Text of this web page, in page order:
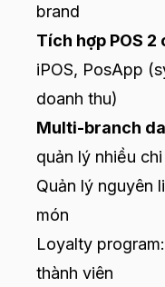
brand
Tích hợp POS 2
iPOS, PosApp
doanh thu)
Multi-branch
quản lý nhiều
Quản lý nguyên
món
Loyalty
thành viên